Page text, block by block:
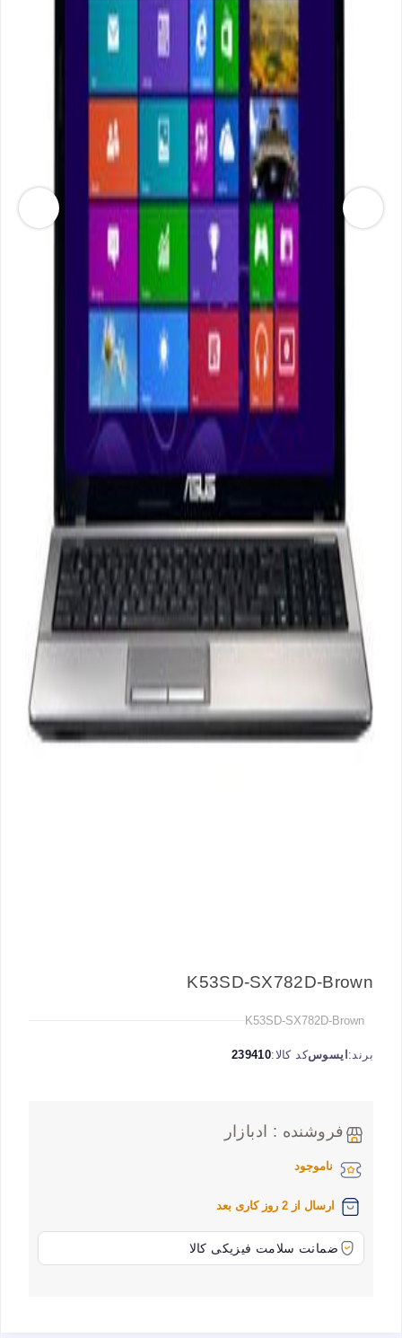
K53SD-SX782D-Brown
K53SD-SX782D-Brown
برند: ایسوسکد کالا:239410
فروشنده : ادبازار
ناموجود
ارسال از 2 روز کاری بعد
ضمانت سلامت فیزیکی کالا